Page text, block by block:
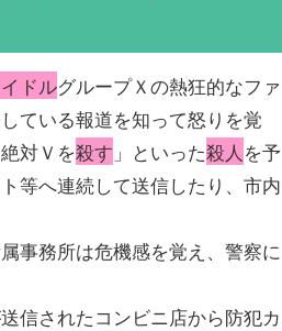
ドルグループＸの熱狂的なファ
ている報道を知って怒りを覚
対Ｖを殺す 」といった殺人 を予
等へ連続して送信したり、市内
事務所は危機感を覚え、警察に
信されたコンビニ店から防犯カ